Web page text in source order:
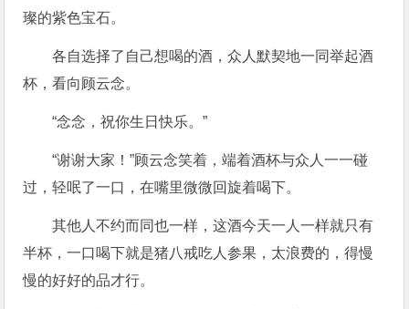
璨的紫色宝石。
各自选择了自己想喝的酒，众人默契地一同举起酒
杯，看向顾云念。
“念念，祝你生日快乐。”
“谢谢大家！”顾云念笑着，端着酒杯与众人一一碰
过，轻呡了一口，在嘴里微微回旋着喝下。
其他人不约而同也一样，这酒今天一人一样就只有
半杯，一口喝下就是猪八戒吃人参果，太浪费的，得慢
慢的好好的品才行。